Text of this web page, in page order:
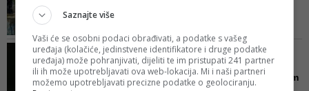
najavio poslije ubistva jednog od
vođa kosovskih Srba Olivera
Ivanovića 16. januara u
sjevernom dijelu Kosovske
SAMO JEDAN (POGREŠAN)
TRAG OSTAO IZA UBICE
Šta je u svom posljednjem
Saznajte više
Vaši će se osobni podaci obrađivati, a podatke s vašeg
uređaja (kolačiće, jedinstvene identifikatore i druge podatke
uređaja) može pohranjivati, dijeliti te im pristupati 241 partner
ili ih može upotrebljavati ova web-lokacija. Mi i naši partneri
možemo upotrebljavati precizne podatke o geolociranju.